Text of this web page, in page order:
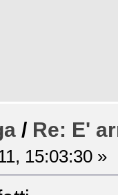
/ Re: E'
15:03:30 »